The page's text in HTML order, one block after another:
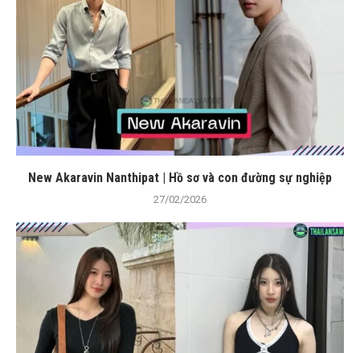
New Akaravin Nanthipat | Hồ sơ và con đường sự nghiệp
27/02/2026